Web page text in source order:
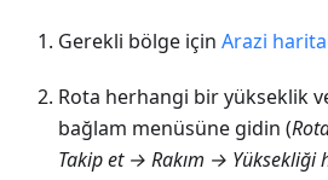
Gerekli bölge için Arazi
Rota herhangi bir yükseklik
bağlam menüsüne gidin (
Takip et → Rakım → Yüksekliği